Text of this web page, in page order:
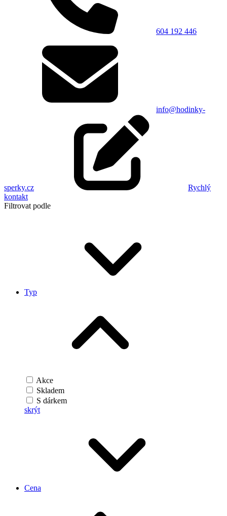
604 192 446
info@hodinky-
sperky.cz
Rychlý
kontakt
Filtrovat podle
Typ
Akce
Skladem
S dárkem
skrýt
Cena